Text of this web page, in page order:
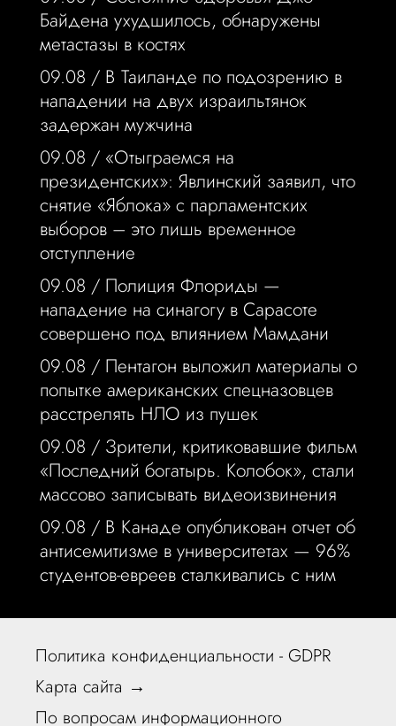
Байдена ухудшилось, обнаружены
метастазы в костях
09.08 / В Таиланде по подозрению в
нападении на двух израильтянок
задержан мужчина
09.08 / «Отыграемся на
президентских»: Явлинский заявил, что
снятие «Яблока» с парламентских
выборов – это лишь временное
отступление
09.08 / Полиция Флориды —
нападение на синагогу в Сарасоте
совершено под влиянием Мамдани
09.08 / Пентагон выложил материалы о
попытке американских спецназовцев
расстрелять НЛО из пушек
09.08 / Зрители, критиковавшие фильм
«Последний богатырь. Колобок», стали
массово записывать видеоизвинения
09.08 / В Канаде опубликован отчет об
антисемитизме в университетах — 96%
студентов-евреев сталкивались с ним
Политика конфиденциальности - GDPR
Карта сайта →
По вопросам информационного